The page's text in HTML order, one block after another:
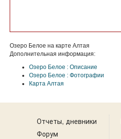
Озеро Белое на карте Алтая
Дополнительная информация:
Озеро Белое : Описание
Озеро Белое : Фотографии
Карта Алтая
Отчеты, дневники
Форум